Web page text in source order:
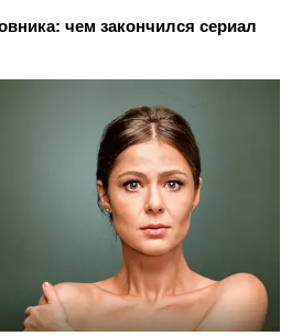
чем закончился сериал